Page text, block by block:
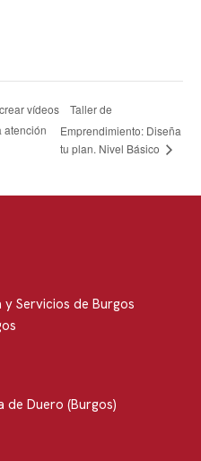
vídeos
atención
Taller de
Emprendimiento: Diseña
tu plan. Nivel Básico
Servicios de Burgos
de Duero (Burgos)